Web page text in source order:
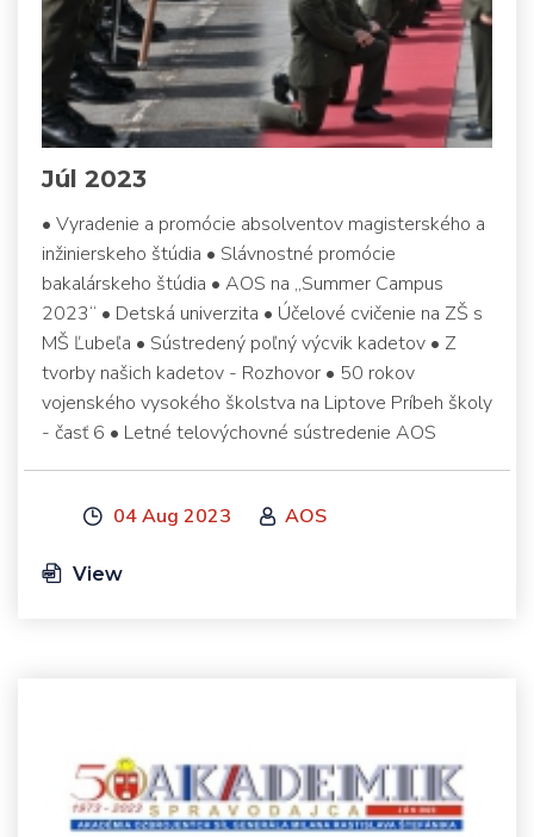
Júl 2023
• Vyradenie a promócie absolventov magisterského a
inžinierskeho štúdia • Slávnostné promócie
bakalárskeho štúdia • AOS na „Summer Campus
2023“ • Detská univerzita • Účelové cvičenie na ZŠ s
MŠ Ľubeľa • Sústredený poľný výcvik kadetov • Z
tvorby našich kadetov - Rozhovor • 50 rokov
vojenského vysokého školstva na Liptove Príbeh školy
- časť 6 • Letné telovýchovné sústredenie AOS
04 Aug 2023 AOS
View